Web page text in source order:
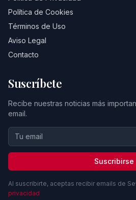
Política de Cookies
Términos de Uso
Aviso Legal
Contacto
Suscríbete
Recibe nuestras noticias más
email.
Suscribirse
Al suscribirte, aceptas recibir emails de
privacidad